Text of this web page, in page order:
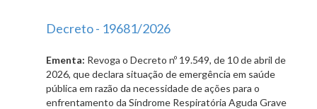
Decreto - 19681/2026
Ementa: Revoga o Decreto nº 19.549, de 10 de abril de
2026, que declara situação de emergência em saúde
pública em razão da necessidade de ações para o
enfrentamento da Síndrome Respiratória Aguda Grave